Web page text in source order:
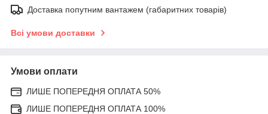
Доставка попутним вантажем (габаритних товарів)
Всі умови доставки
Умови оплати
ЛИШЕ ПОПЕРЕДНЯ ОПЛАТА 50%
ЛИШЕ ПОПЕРЕДНЯ ОПЛАТА 100%